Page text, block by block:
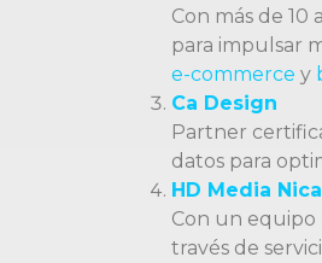
Con más de
para impulsar
e-commerce y
Ca Design
Partner
datos para
HD Media
Con un equipo
través de